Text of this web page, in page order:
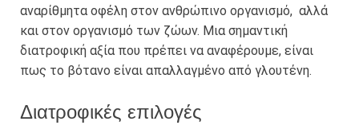
αναρίθμητα οφέλη στον ανθρώπινο οργανισμό, αλλά
και στον οργανισμό των ζώων. Μια σημαντική
διατροφική αξία που πρέπει να αναφέρουμε, είναι
πως το βότανο είναι απαλλαγμένο από γλουτένη.
Διατροφικές επιλογές